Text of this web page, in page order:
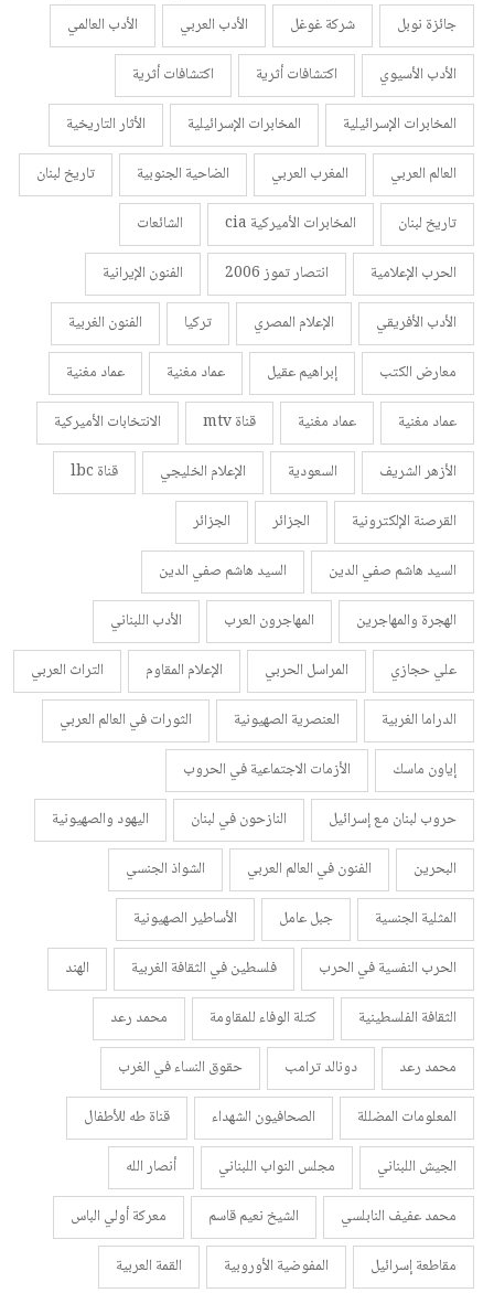
جائزة نوبل
شركة غوغل الأدب العربي
الأدب العالمي
الأدب الأسيوي
اكتشافات أثرية
اكتشافات أثرية
المخابرات الإسرائيلية
المخابرات الإسرائيلية
الأثار التاريخية
العالم العربي
المغرب العربي الضاحية الجنوبية
تاريخ لبنان
تاريخ لبنان
المخابرات الأميركية cia
الشائعات
الحرب الإعلامية
انتصار تموز 2006
الفنون الإيرانية
الأدب الأفريقي
الإعلام المصري تركيا
الفنون الغربية
معارض الكتب
إبراهيم عقيل عماد مغنية
عماد مغنية
عماد مغنية
عماد مغنية قناة mtv
الانتخابات الأميركية
الأزهر الشريف
السعودية الإعلام الخليجي
قناة lbc
القرصنة الإلكترونية
الجزائر
الجزائر
السيد هاشم صفي الدين
السيد هاشم صفي الدين
الهجرة والمهاجرين
المهاجرون العرب
الأدب اللبناني
علي حجازي
المراسل الحربي الإعلام المقاوم
التراث العربي
الدراما الغربية
العنصرية الصهيونية
الثورات في العالم العربي
إياون ماسك
الأزمات الاجتماعية في الحروب
حروب لبنان مع إسرائيل
النازحون في لبنان
اليهود والصهيونية
البحرين
الفنون في العالم العربي
الشواذ الجنسي
المثلية الجنسية
جبل عامل
الأساطير الصهيونية
الحرب النفسية في الحرب
فلسطين في الثقافة الغربية
الهند
الثقافة الفلسطينية
كتلة الوفاء للمقاومة
محمد رعد
محمد رعد
دونالد ترامب
حقوق النساء في الغرب
المعلومات المضللة
الصحافيون الشهداء
قناة طه للأطفال
الجيش اللبناني
مجلس النواب اللبناني
أنصار الله
محمد عفيف النابلسي
الشيخ نعيم قاسم
معركة أولي الباس
مقاطعة إسرائيل
المفوضية الأوروبية القمة العربية